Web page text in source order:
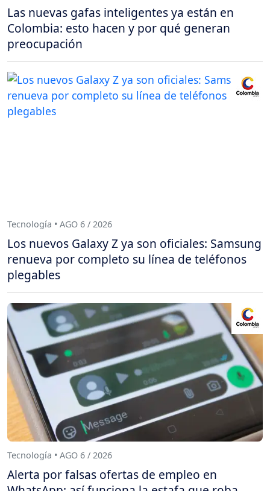
Las nuevas gafas inteligentes ya están en
Colombia: esto hacen y por qué generan
preocupación
Tecnología • AGO 6 / 2026
Los nuevos Galaxy Z ya son oficiales: Samsung
renueva por completo su línea de teléfonos
plegables
Tecnología • AGO 6 / 2026
Alerta por falsas ofertas de empleo en